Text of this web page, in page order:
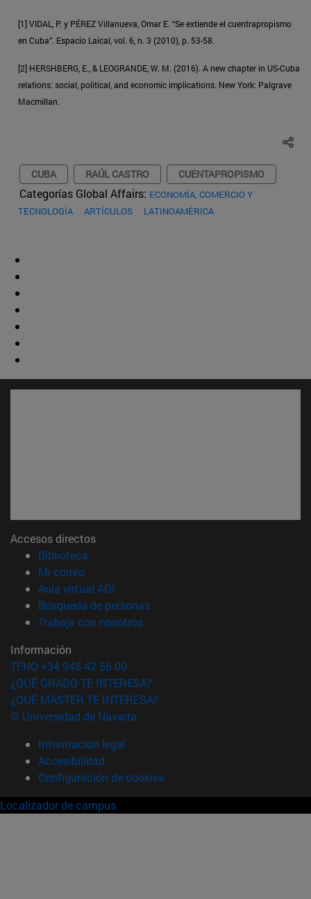
[1] VIDAL, P. y PÉREZ Villanueva, Omar E. “Se extiende el cuentrapropismo
en Cuba”. Espacio Laical, vol. 6, n. 3 (2010), p. 53-58.
[2] HERSHBERG, E., & LEOGRANDE, W. M. (2016). A new chapter in US-Cuba
relations: social, political, and economic implications. New York: Palgrave
Macmillan.
CUBA RAÚL CASTRO CUENTAPROPISMO
Categorías Global Affairs: ECONOMÍA, COMERCIO Y
TECNOLOGÍA
ARTÍCULOS LATINOAMÉRICA
Accesos directos
Biblioteca
Mi correo(abre en nueva ventana)
Aula virtual ADI
Búsqueda de personas(abre en nueva ventana)
Trabaja con nosotros(abre en nueva ventana)
Información
TFNO +34 948 42 56 00
¿QUÉ GRADO TE INTERESA?
¿QUÉ MÁSTER TE INTERESA?
© Universidad de Navarra
Información legal
Accesibilidad
Configuración de cookies
Localizador de campus